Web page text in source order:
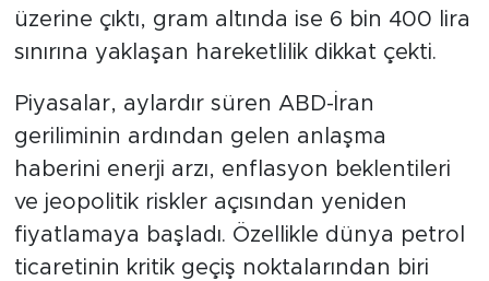
üzerine çıktı, gram altında ise 6 bin 400 lira
sınırına yaklaşan hareketlilik dikkat çekti.
Piyasalar, aylardır süren ABD-İran
geriliminin ardından gelen anlaşma
haberini enerji arzı, enflasyon beklentileri
ve jeopolitik riskler açısından yeniden
fiyatlamaya başladı. Özellikle dünya petrol
ticaretinin kritik geçiş noktalarından biri